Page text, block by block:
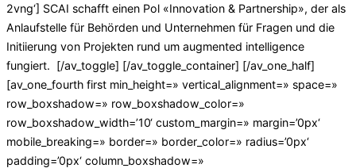
2vng‘] SCAI schafft einen Pol «Innovation & Partnership», der als
Anlaufstelle für Behörden und Unternehmen für Fragen und die
Initiierung von Projekten rund um augmented intelligence
fungiert. [/av_toggle] [/av_toggle_container] [/av_one_half]
[av_one_fourth first min_height=» vertical_alignment=» space=»
row_boxshadow=» row_boxshadow_color=»
row_boxshadow_width=’10‘ custom_margin=» margin=’0px‘
mobile_breaking=» border=» border_color=» radius=’0px‘
padding=’0px‘ column_boxshadow=»